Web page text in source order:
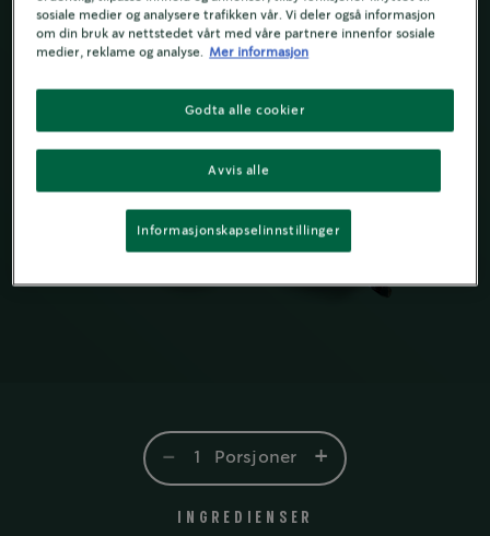
- 1 Porsjoner +
INGREDIENSER
sosiale medier og analysere trafikken vår. Vi deler også informasjon
om din bruk av nettstedet vårt med våre partnere innenfor sosiale
medier, reklame og analyse.
Mer informasjon
Avvis alle
Godta alle cookier
Informasjonskapselinnstillinger